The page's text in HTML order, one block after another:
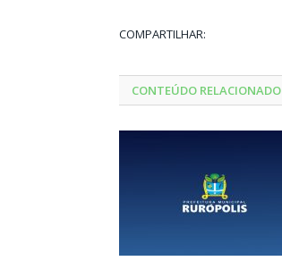
COMPARTILHAR:
CONTEÚDO RELACIONADO